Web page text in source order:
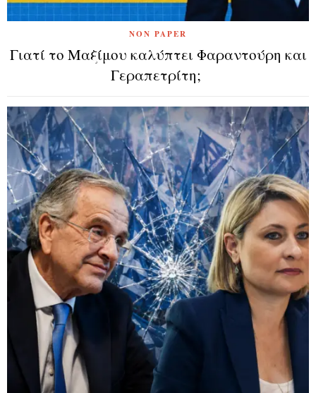
NON PAPER
Γιατί το Μαξίμου καλύπτει Φαραντούρη και
Γεραπετρίτη;